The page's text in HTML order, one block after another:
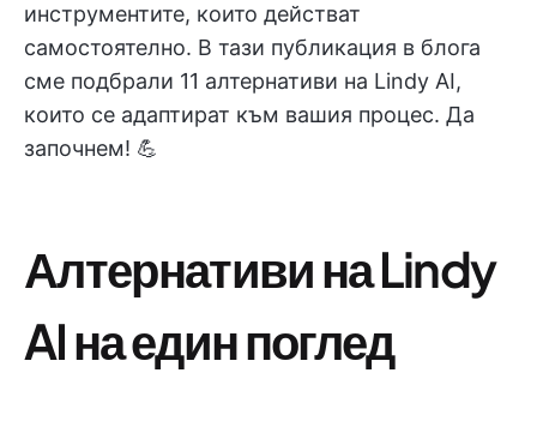
инструментите, които действат
самостоятелно. В тази публикация в блога
сме подбрали 11 алтернативи на Lindy AI,
които се адаптират към вашия процес. Да
започнем! 💪
Алтернативи на Lindy
AI на един поглед